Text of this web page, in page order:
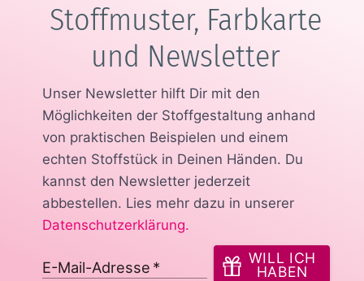
Stoffmuster, Farbkarte
und Newsletter
Unser Newsletter hilft Dir mit den
Möglichkeiten der Stoffgestaltung anhand
von praktischen Beispielen und einem
echten Stoffstück in Deinen Händen. Du
kannst den Newsletter jederzeit
abbestellen. Lies mehr dazu in unserer
Datenschutzerklärung.
E-Mail-Adresse *
WILL ICH
HABEN